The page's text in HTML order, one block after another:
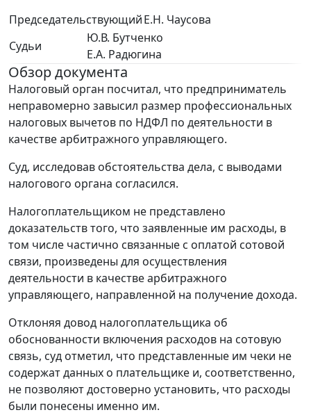
ПредседательствующийЕ.Н. Чаусова
Судьи
Ю.В. Бутченко
Е.А. Радюгина
Обзор документа
Налоговый орган посчитал, что предприниматель
неправомерно завысил размер профессиональных
налоговых вычетов по НДФЛ по деятельности в
качестве арбитражного управляющего.
Суд, исследовав обстоятельства дела, с выводами
налогового органа согласился.
Налогоплательщиком не представлено
доказательств того, что заявленные им расходы, в
том числе частично связанные с оплатой сотовой
связи, произведены для осуществления
деятельности в качестве арбитражного
управляющего, направленной на получение дохода.
Отклоняя довод налогоплательщика об
обоснованности включения расходов на сотовую
связь, суд отметил, что представленные им чеки не
содержат данных о плательщике и, соответственно,
не позволяют достоверно установить, что расходы
были понесены именно им.